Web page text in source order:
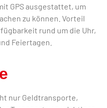
GPS ausgestattet, um
zu können. Vorteil
rund um die Uhr,
Feiertagen.
nur Geldtransporte,